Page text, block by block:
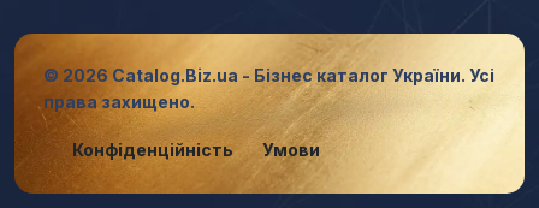
© 2026 Catalog.Biz.ua - Бізнес каталог України. Усі
права захищено.
Конфіденційність Умови